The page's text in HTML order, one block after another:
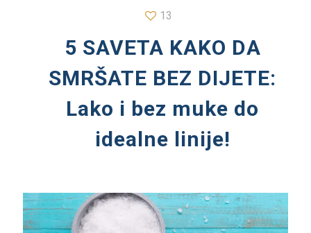
13
5 SAVETA KAKO DA
SMRŠATE BEZ DIJETE:
Lako i bez muke do
idealne linije!